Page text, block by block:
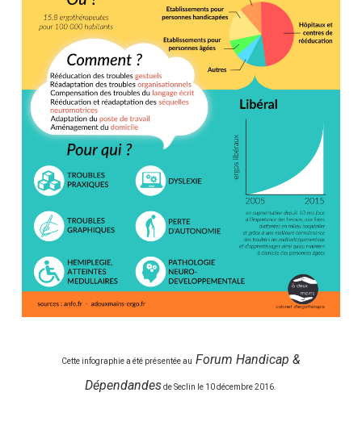
Cette infographie a été présentée au Forum Handicap &
Dépendandesde Seclin le 10 décembre 2016.